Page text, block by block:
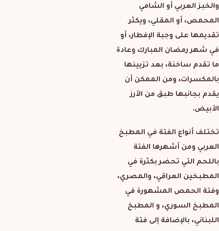
والخبز العربي أو الشامي
المحمص، أو المقلي، ويكثر
تقديمها على وجبة الإفطار، أو
في شهر رمضان المبارك وعادة
ما تقدم ساخنة، بعد تزيينها
بالمكسرات، ومن الممكن أن
يقدم بجانبها طبق من الأرز
الأبيض.
تختلف أنواع الفتة في المطبخ
العربي ومن أشهرها الفتة
باللحم التي تحضر بكثرة في
المطبخين العراقي، والمصري،
وفتة الحمص المشهورة في
المطبخ السوري، و المطبخ
اللبناني، بالإضافة إلى فتة